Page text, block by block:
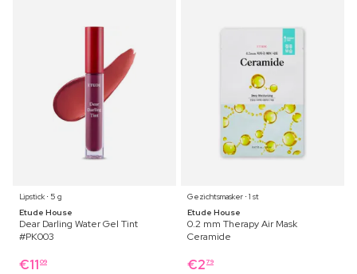
Lipstick ⋅ 5 g
Etude House
Dear Darling Water Gel Tint
#PK003
€11 09
Gezichtsmasker ⋅ 1 st
Etude House
0.2 mm Therapy Air Mask
Ceramide
€2 79